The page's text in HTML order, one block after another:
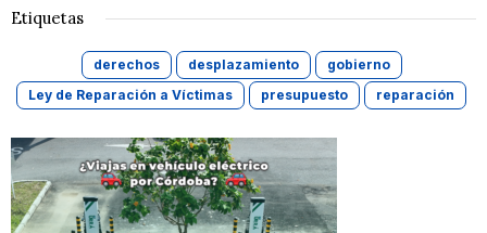
Etiquetas
derechos desplazamiento
gobierno
Ley de Reparación a Víctimas
presupuesto reparación